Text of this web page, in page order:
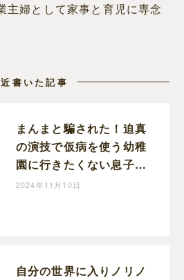
主婦として家事と育児に専念
書いた記事
まんまと騙された！迫真
の演技で仮病を使う幼稚
園に行きたくない息子｜
いずのすずみの育児漫画
2024年11月10日
自分の世界に入りノリノ